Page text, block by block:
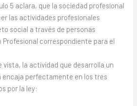
5 aclara, que la sociedad profesional
las actividades profesionales
social a través de personas
Profesional correspondiente para el
vista, la actividad que desarrolla un
perfectamente en los tres
por la ley: